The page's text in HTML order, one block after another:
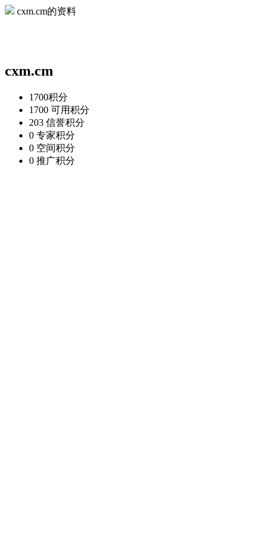
cxm.cm的资料
cxm.cm
1700积分
1700 可用积分
203 信誉积分
0 专家积分
0 空间积分
0 推广积分